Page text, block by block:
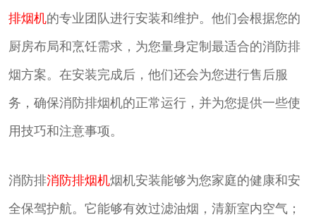
排烟机的专业团队进行安装和维护。他们会根据您的
厨房布局和烹饪需求，为您量身定制最适合的消防排
烟方案。在安装完成后，他们还会为您进行售后服
务，确保消防排烟机的正常运行，并为您提供一些使
用技巧和注意事项。
消防排消防排烟机烟机安装能够为您家庭的健康和安
全保驾护航。它能够有效过滤油烟，清新室内空气；